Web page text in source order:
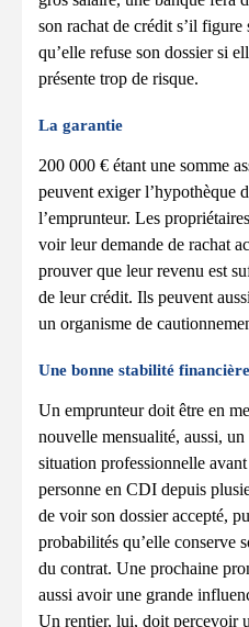
son rachat de crédit s’il
qu’elle refuse son dossier si
présente trop de risque.
La garantie
200 000 € étant une somme
peuvent exiger l’hypothèque
l’emprunteur. Les
voir leur demande de rachat
prouver que leur revenu est
de leur crédit. Ils peuvent
un organisme de
Une bonne stabilité financière
Un emprunteur doit être en
nouvelle mensualité, aussi, un
situation professionnelle
personne en CDI depuis
de voir son dossier accepté,
probabilités qu’elle conserve
du contrat. Une prochaine
aussi avoir une grande
Un rentier, lui, doit percevoir